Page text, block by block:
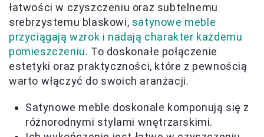
łatwości w czyszczeniu oraz subtelnemu
srebrzystemu blaskowi, satynowe meble
przyciągają wzrok i nadają charakter każdemu
pomieszczeniu. To doskonałe połączenie
estetyki oraz praktyczności, które z pewnością
warto włączyć do swoich aranżacji.
Satynowe meble doskonale komponują się z
różnorodnymi stylami wnętrzarskimi.